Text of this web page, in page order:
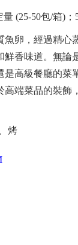
(25-50包/箱)；
卵，經過精心
鮮香味道。無論
是高級餐廳的菜
高端菜品的裝飾
烤